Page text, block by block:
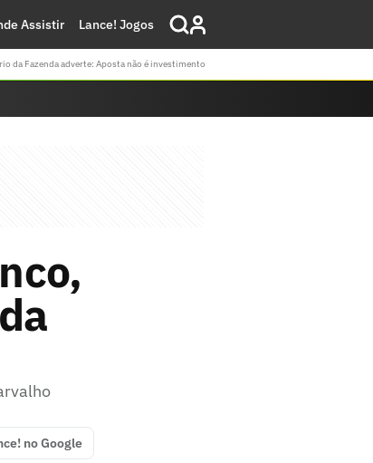
Assistir Lance! Jogos
da Fazenda adverte: Aposta não é investimento
no Google